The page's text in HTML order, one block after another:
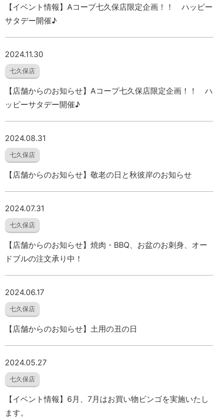
【イベント情報】Aコープ七久保店限定企画！！ ハッピー
サタデー開催♪
2024.11.30
七久保店
【店舗からのお知らせ】Aコープ七久保店限定企画！！ ハ
ッピーサタデー開催♪
2024.08.31
七久保店
【店舗からのお知らせ】敬老の日と秋彼岸のお知らせ
2024.07.31
七久保店
【店舗からのお知らせ】焼肉・BBQ、お盆のお刺身、オー
ドブルの注文承り中！
2024.06.17
七久保店
【店舗からのお知らせ】土用の丑の日
2024.05.27
七久保店
【イベント情報】6月、7月はお買い物ビンゴを実施いたし
ます。